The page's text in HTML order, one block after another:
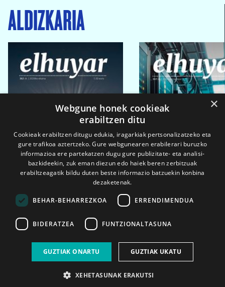
ALDIZKARIA
2026ko eka. 1a 2026ko mar. 1a
×
Webgune honek cookieak
erabiltzen ditu
Cookieak erabiltzen ditugu edukia, iragarkiak pertsonalizatzeko eta
gure trafikoa aztertzeko. Gure webgunearen erabilerari buruzko
informazioa ere partekatzen dugu gure publizitate- eta analisi-
bazkideekin, zuk eman diezun edo haiek beren zerbitzuak
erabiltzeagatik bildu duten beste informazio batzuekin konbina
dezaketenak.
BEHAR-BEHARREZKOA ERRENDIMENDUA
BIDERATZEA FUNTZIONALTASUNA
GUZTIAK ONARTU GUZTIAK UKATU
XEHETASUNAK ERAKUTSI